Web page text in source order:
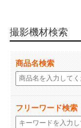
撮影機材検索
商品名検索
フリーワード検索